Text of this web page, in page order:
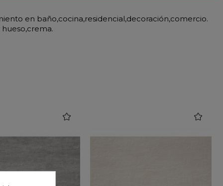
en baño,cocina,residencial,decoración,comercio.
favorite